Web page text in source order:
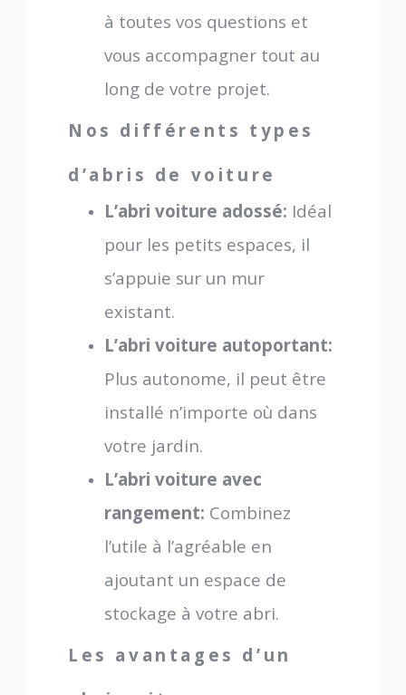
à toutes vos questions et
vous accompagner tout au
long de votre projet.
Nos différents types
d’abris de voiture
L’abri voiture adossé: Idéal
pour les petits espaces, il
s’appuie sur un mur
existant.
L’abri voiture autoportant:
Plus autonome, il peut être
installé n’importe où dans
votre jardin.
L’abri voiture avec
rangement: Combinez
l’utile à l’agréable en
ajoutant un espace de
stockage à votre abri.
Les avantages d’un